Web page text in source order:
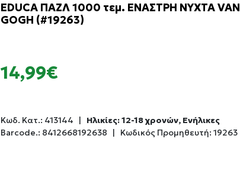
EDUCA ΠΑΖΛ 1000 τεμ. ΕΝΑΣΤΡΗ ΝΥΧΤΑ VAN
GOGH (#19263)
14,99€
Κωδ. Κατ.: 413144 |
Ηλικίες: 12-18 χρονών, Ενήλικες
Barcode.: 8412668192638 | Κωδικός Προμηθευτή: 19263